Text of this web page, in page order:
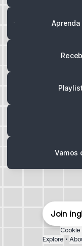
Aprenda com a
Vamos
Join
Cookie
Explore •